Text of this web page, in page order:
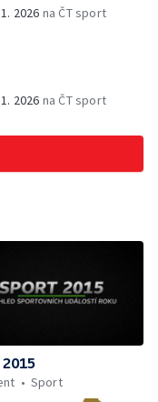
2026 na ČT sport
2026 na ČT sport
Sport